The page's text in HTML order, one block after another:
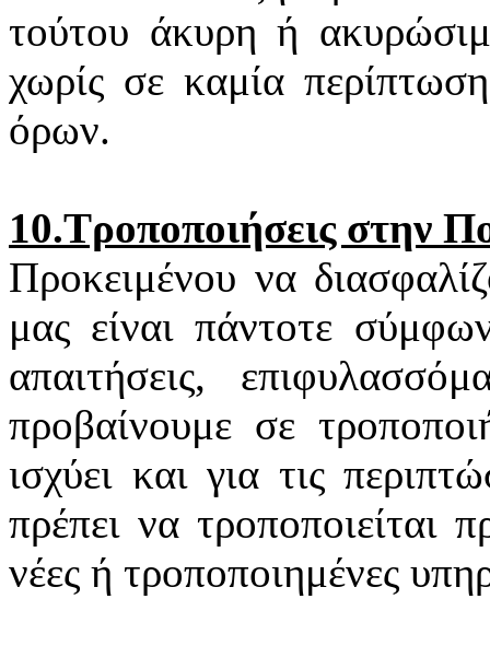
τούτου άκυρη ή
χωρίς σε καμία
όρων.
10.Τροποποιήσεις στην
Προκειμένου να
μας είναι πάντοτε
απαιτήσεις,
προβαίνουμε σε
ισχύει και για τις
πρέπει να τροποποιείται
νέες ή τροποποιημένες